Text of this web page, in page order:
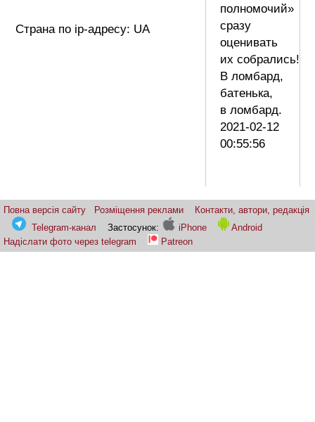
Страна по ip-адресу: UA
полномочий»
сразу
оценивать
их собрались!
В ломбард,
батенька,
в ломбард.
2021-02-12
00:55:56
Повна версія сайту Розміщення реклами
Контакти, автори, редакція
Telegram-канал
Застосунок: iPhone
Android
Надіслати фото через telegram
Patreon